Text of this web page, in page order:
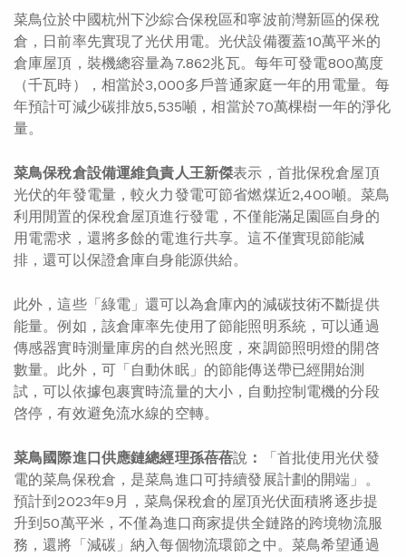
菜鳥位於中國杭州下沙綜合保稅區和寧波前灣新區的保稅
倉，日前率先實現了光伏用電。光伏設備覆蓋10萬平米的
倉庫屋頂，裝機總容量為7.862兆瓦。每年可發電800萬度
（千瓦時），相當於3,000多戶普通家庭一年的用電量。每
年預計可減少碳排放5,535噸，相當於70萬棵樹一年的淨化
量。
菜鳥保稅倉設備運維負責人王新傑表示，首批保稅倉屋頂
光伏的年發電量，較火力發電可節省燃煤近2,400噸。菜鳥
利用閒置的保稅倉屋頂進行發電，不僅能滿足園區自身的
用電需求，還將多餘的電進行共享。這不僅實現節能減
排，還可以保證倉庫自身能源供給。
此外，這些「綠電」還可以為倉庫內的減碳技術不斷提供
能量。例如，該倉庫率先使用了節能照明系統，可以通過
傳感器實時測量庫房的自然光照度，來調節照明燈的開啓
數量。此外，可「自動休眠」的節能傳送帶已經開始測
試，可以依據包裹實時流量的大小，自動控制電機的分段
啓停，有效避免流水線的空轉。
菜鳥國際進口供應鏈總經理孫蓓蓓說 ：
「首批使用光伏發
電的菜鳥保稅倉，是菜鳥進口可持續發展計劃的開端」。
預計到2023年9月，菜鳥保稅倉的屋頂光伏面積將逐步提
升到50萬平米，不僅為進口商家提供全鏈路的跨境物流服
務，還將「減碳」納入每個物流環節之中。菜鳥希望通過